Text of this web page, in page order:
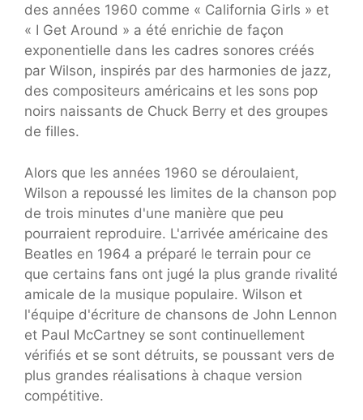
des années 1960 comme « California Girls » et
« I Get Around » a été enrichie de façon
exponentielle dans les cadres sonores créés
par Wilson, inspirés par des harmonies de jazz,
des compositeurs américains et les sons pop
noirs naissants de Chuck Berry et des groupes
de filles.
Alors que les années 1960 se déroulaient,
Wilson a repoussé les limites de la chanson pop
de trois minutes d'une manière que peu
pourraient reproduire. L'arrivée américaine des
Beatles en 1964 a préparé le terrain pour ce
que certains fans ont jugé la plus grande rivalité
amicale de la musique populaire. Wilson et
l'équipe d'écriture de chansons de John Lennon
et Paul McCartney se sont continuellement
vérifiés et se sont détruits, se poussant vers de
plus grandes réalisations à chaque version
compétitive.